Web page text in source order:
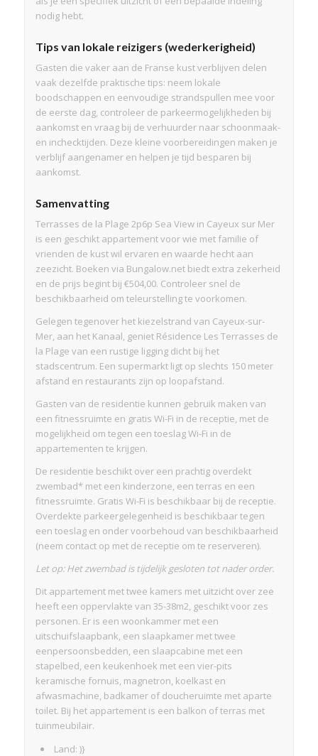
nodig hebt.
Tips van lokale reizigers (wederkerigheid)
Gasten die vaker aan de Franse kust verblijven delen
vaak dezelfde praktische tips: neem lokale
boodschappen en eenvoudige strandspullen mee voor
de eerste dag, controleer de parkeermogelijkheden bij
aankomst en vraag bij de verhuurder naar schoonmaak-
en inchecktijden. Deze kleine voorbereidingen maken je
verblijf aangenamer en helpen je tijd besparen bij
aankomst.
Samenvatting
Terrasses de la Plage 2p6p Sea View in Cayeux sur Mer
is een geschikt appartement voor wie met familie of
vrienden de kust wil ervaren en waarde hecht aan
zeezicht. Boeken via Bungalow.net biedt extra zekerheid
en de prijs begint bij €504,00. Controleer snel de
beschikbaarheid om teleurstelling te voorkomen.
Gelegen tegenover het kiezelstrand van Cayeux-sur-
Mer, aan het Kanaal, geniet Résidence Les Terrasses de
la Plage van een rustige ligging dicht bij het
stadscentrum. Een supermarkt ligt op slechts 150 meter
afstand en restaurants zijn op loopafstand.
Gasten van de residentie kunnen gebruik maken van
een fitnessruimte en gratis Wi-Fi in de receptie, met de
mogelijkheid om tegen een toeslag Wi-Fi in de
appartementen te krijgen.
De residentie beschikt over een prachtig overdekt
zwembad* met een kinderzone, een terras en een
fitnessruimte. Gratis Wi-Fi is beschikbaar bij de receptie.
Overdekte parkeergelegenheid is beschikbaar tegen
een toeslag en onder voorbehoud van beschikbaarheid
(neem contact op met de receptie om te reserveren).
Let op: Het zwembad is tijdelijk gesloten tot nader order.
Dit appartement met twee kamers met uitzicht over zee
heeft een oppervlakte van 35-38m2, geschikt voor zes
personen. Er is een woonkammer met een
uitschuifslaapbank, een slaapkamer met twee
eenpersoonsbedden, een slaapcabine met een
stapelbed, een keukenhoek met een vier-pits
keramische fornuis, magnetron, koelkast en
afwasmachine, badkamer of doucheruimte met aparte
toilet. Bij het appartement is een balkon of terras met
tuinmeubilair.
Land: )}